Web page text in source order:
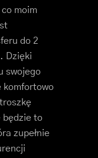
moim
do 2
Dzięki
swojego
komfortowo
będzie to
zupełnie